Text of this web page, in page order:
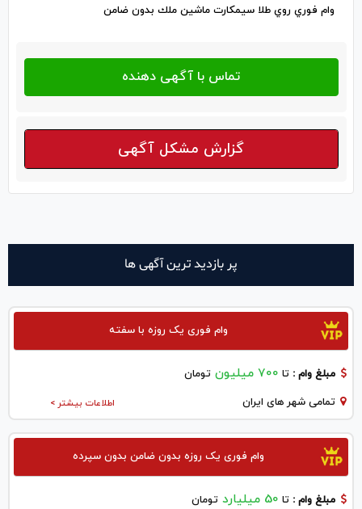
وام فوري روي طلا سيمكارت ماشين ملك بدون ضامن
گزارش مشکل آگهی
پر بازدید ترین آگهی ها
وام فوری یک روزه با سفته
مبلغ وام : تا 700 میلیون تومان
اطلاعات بیشتر > تمامی شهر های ایران
وام فوری یک روزه بدون ضامن بدون سپرده
مبلغ وام : تا 50 میلیارد تومان